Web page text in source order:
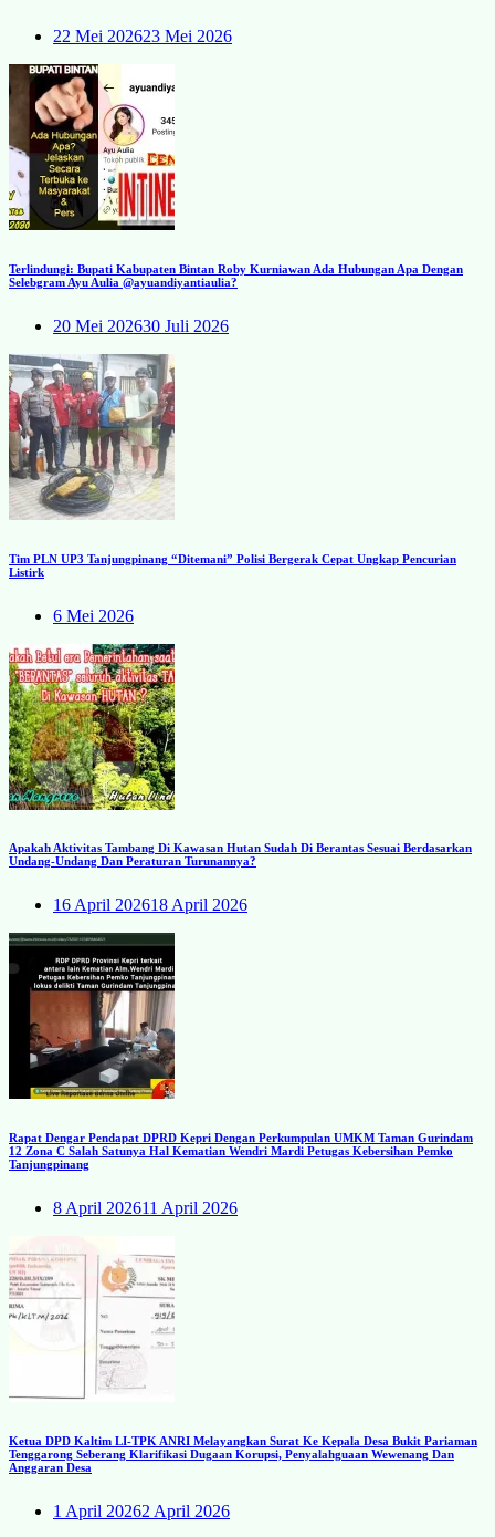
22 Mei 202623 Mei 2026
Terlindungi: Bupati Kabupaten Bintan Roby Kurniawan Ada Hubungan Apa Dengan
Selebgram Ayu Aulia @ayuandiyantiaulia?
20 Mei 202630 Juli 2026
Tim PLN UP3 Tanjungpinang “Ditemani” Polisi Bergerak Cepat Ungkap Pencurian
Listirk
6 Mei 2026
Apakah Aktivitas Tambang Di Kawasan Hutan Sudah Di Berantas Sesuai Berdasarkan
Undang-Undang Dan Peraturan Turunannya?
16 April 202618 April 2026
Rapat Dengar Pendapat DPRD Kepri Dengan Perkumpulan UMKM Taman Gurindam
12 Zona C Salah Satunya Hal Kematian Wendri Mardi Petugas Kebersihan Pemko
Tanjungpinang
8 April 202611 April 2026
Ketua DPD Kaltim LI-TPK ANRI Melayangkan Surat Ke Kepala Desa Bukit Pariaman
Tenggarong Seberang Klarifikasi Dugaan Korupsi, Penyalahguaan Wewenang Dan
Anggaran Desa
1 April 20262 April 2026